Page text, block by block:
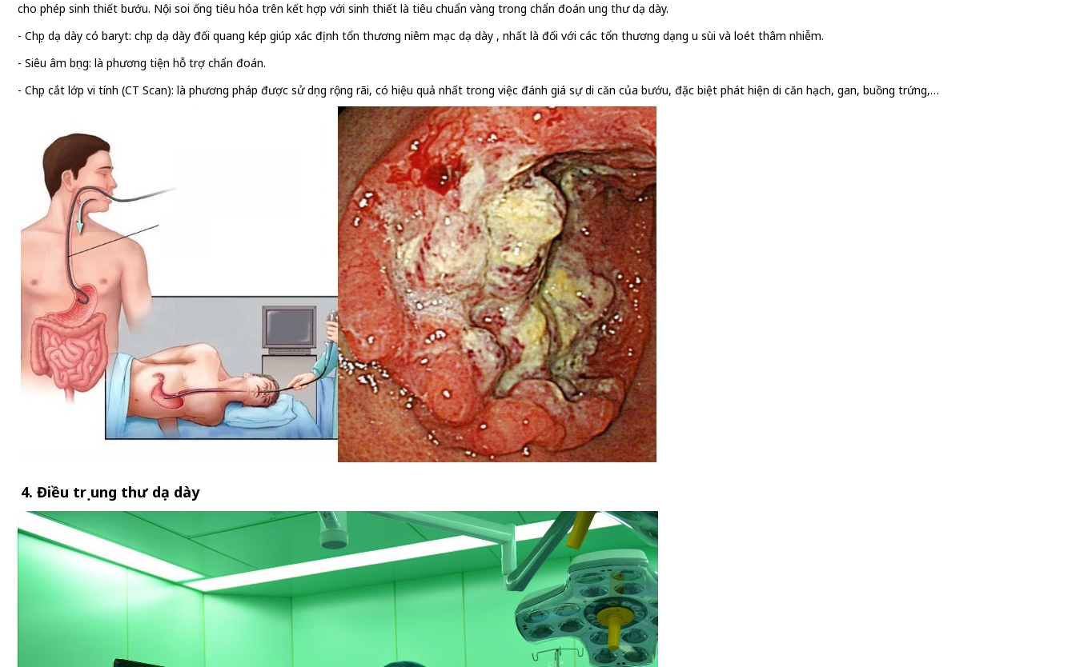
cho phép sinh thiết bướu. Nội soi ống tiêu hóa trên kết hợp với sinh thiết là tiêu chuẩn vàng trong chẩn đoán ung thư dạ dày.
- Chụp dạ dày có baryt: chụp dạ dày đối quang kép giúp xác định tổn thương niêm mạc dạ dày , nhất là đối với các tổn thương dạng u sùi và loét thâm nhiễm.
- Siêu âm bụng: là phương tiện hỗ trợ chẩn đoán.
- Chụp cắt lớp vi tính (CT Scan): là phương pháp được sử dụng rộng rãi, có hiệu quả nhất trong việc đánh giá sự di căn của bướu, đặc biệt phát hiện di căn hạch, gan, buồng trứng,…
4. Điều trị ung thư dạ dày